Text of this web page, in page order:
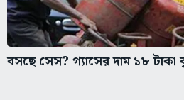
বসছে সেস? গ্যাসের দাম ১৮ টাকা